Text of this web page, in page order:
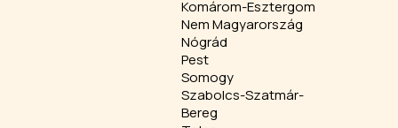
Komárom-Esztergom
Nem Magyarország
Nógrád
Pest
Somogy
Szabolcs-Szatmár-
Bereg